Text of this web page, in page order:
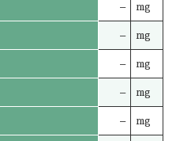
– mg
– mg
– mg
– mg
– mg